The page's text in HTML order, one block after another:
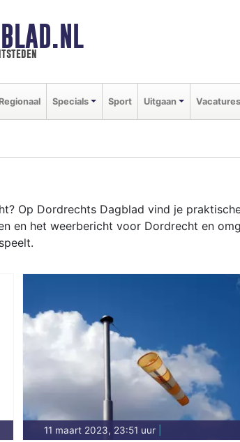
Regionaal Specials Sport Uitgaan Vacatures
Op Dordrechts Dagblad vind je
en het weerbericht voor Dordrecht en
Kil tot evenementen als de Dordrecht in
11 maart 2023, 23:51 uur|